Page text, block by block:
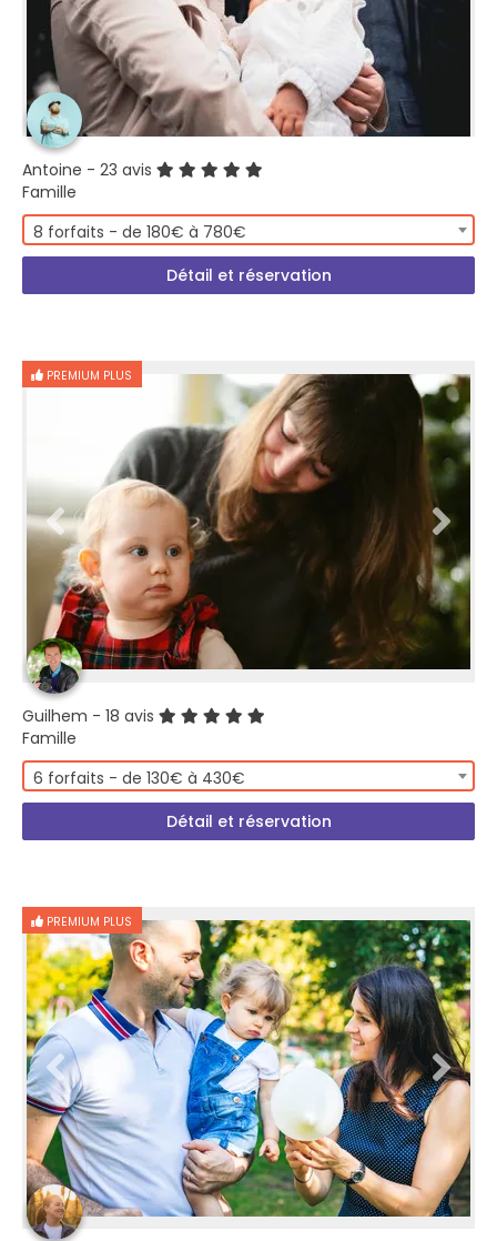
Antoine - 23 avis
Famille
8 forfaits - de 180€ à 780€
Détail et réservation
PREMIUM PLUS
Guilhem - 18 avis
Famille
6 forfaits - de 130€ à 430€
Détail et réservation
PREMIUM PLUS